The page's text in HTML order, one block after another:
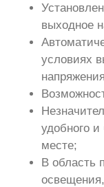
выходное
условиях
удобного
месте;
В область